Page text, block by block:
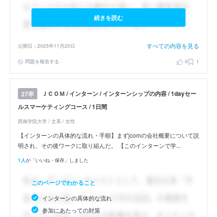
続きを読む
公開日：2025年11月20日 すべての内容を見る
問題を報告する 0 1
27卒
ＪＣＯＭ / インターン / インターンシップの内容 / 1dayセー
ルスマーケティングコース / 1日間
西南学院大学 / 文系 / 女性
【インターンの具体的な流れ・手順】まずjcomの会社概要について説
明され、その後ワークに取り組んだ。 【このインターンで学...
1人が「いいね・保存」しました
このページでわかること
インターンの具体的な流れ
参加にあたっての対策